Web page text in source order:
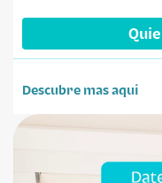
Descubre mas aqui